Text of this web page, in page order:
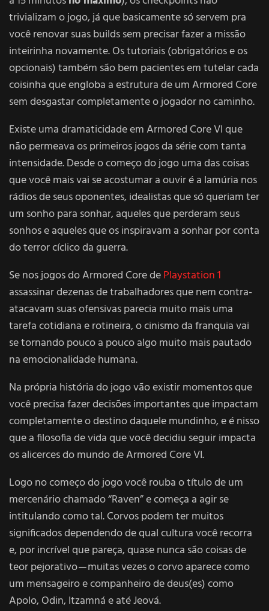
trivializam o jogo, já que basicamente só servem pra
você renovar suas builds sem precisar fazer a missão
inteirinha novamente. Os tutoriais (obrigatórios e os
opcionais) também são bem pacientes em tutelar cada
coisinha que engloba a estrutura de um Armored Core
sem desgastar completamente o jogador no caminho.
Existe uma dramaticidade em Armored Core VI que
não permeava os primeiros jogos da série com tanta
intensidade. Desde o começo do jogo uma das coisas
que você mais vai se acostumar a ouvir é a lamúria nos
rádios de seus oponentes, idealistas que só queriam ter
um sonho para sonhar, aqueles que perderam seus
sonhos e aqueles que os inspiravam a sonhar por conta
do terror cíclico da guerra.
Se nos jogos do Armored Core dePlaystation 1
assassinar dezenas de trabalhadores que nem contra-
atacavam suas ofensivas parecia muito mais uma
tarefa cotidiana e rotineira, o cinismo da franquia vai
se tornando pouco a pouco algo muito mais pautado
na emocionalidade humana.
Na própria história do jogo vão existir momentos que
você precisa fazer decisões importantes que impactam
completamente o destino daquele mundinho, e é nisso
que a filosofia de vida que você decidiu seguir impacta
os alicerces do mundo de Armored Core VI.
Logo no começo do jogo você rouba o título de um
mercenário chamado “Raven” e começa a agir se
intitulando como tal. Corvos podem ter muitos
significados dependendo de qual cultura você recorra
e, por incrível que pareça, quase nunca são coisas de
teor pejorativo — muitas vezes o corvo aparece como
um mensageiro e companheiro de deus(es) como
Apolo, Odin, Itzamná e até Jeová.